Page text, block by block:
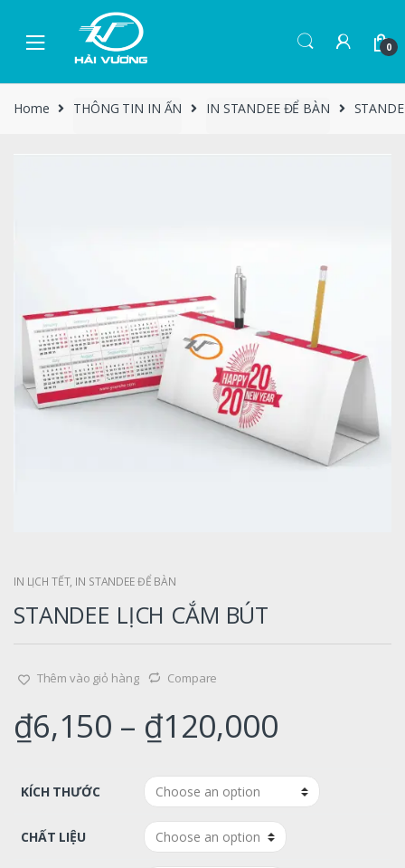
0
Home THÔNG TIN IN ẤN IN STANDEE ĐỂ BÀN
IN LỊCH TẾT, IN STANDEE ĐỂ BÀN
STANDEE LỊCH CẮM BÚT
Thêm vào giỏ hàng Compare
₫6,150 – ₫120,000
KÍCH THƯỚC
CHẤT LIỆU